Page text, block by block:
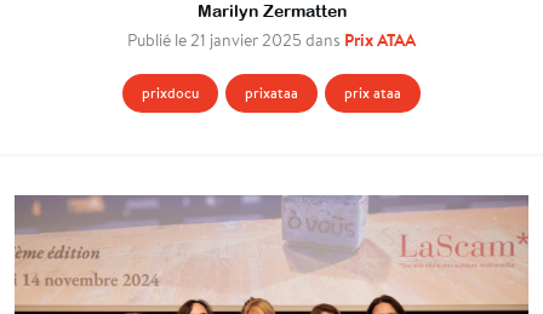
Marilyn Zermatten
Publié le 21 janvier 2025 dans Prix ATAA
prixdocu prixataa prix ataa